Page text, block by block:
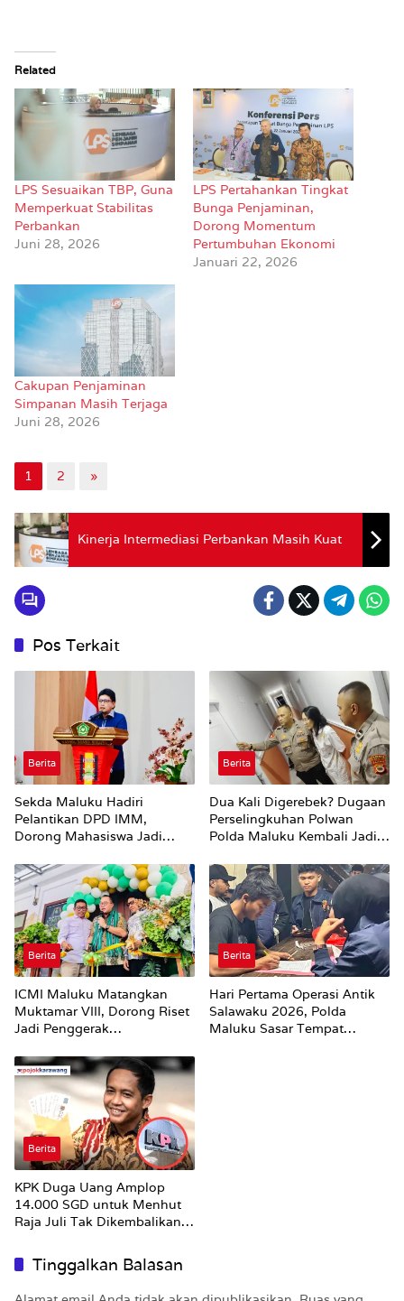
Related
LPS Sesuaikan TBP, Guna
Memperkuat Stabilitas
Perbankan
Juni 28, 2026
LPS Pertahankan Tingkat
Bunga Penjaminan,
Dorong Momentum
Pertumbuhan Ekonomi
Januari 22, 2026
Cakupan Penjaminan
Simpanan Masih Terjaga
Juni 28, 2026
1 2 »
Kinerja Intermediasi Perbankan Masih Kuat
Pos Terkait
Berita
Sekda Maluku Hadiri
Pelantikan DPD IMM,
Dorong Mahasiswa Jadi
Strategis Pemerintah
Berita
Dua Kali Digerebek? Dugaan
Perselingkuhan Polwan
Polda Maluku Kembali Jadi
Berita
ICMI Maluku Matangkan
Muktamar VIII, Dorong Riset
Jadi Penggerak
Berita
Hari Pertama Operasi Antik
Salawaku 2026, Polda
Maluku Sasar Tempat
Berita
KPK Duga Uang Amplop
14.000 SGD untuk Menhut
Raja Juli Tak Dikembalikan
Tinggalkan Balasan